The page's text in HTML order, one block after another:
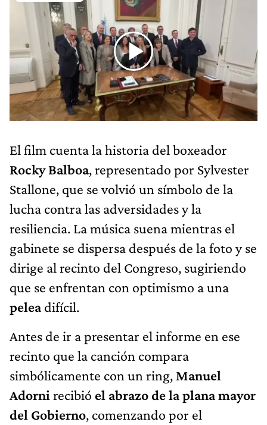
El film cuenta la historia del boxeador
Rocky Balboa, representado por Sylvester
Stallone, que se volvió un símbolo de la
lucha contra las adversidades y la
resiliencia. La música suena mientras el
gabinete se dispersa después de la foto y se
dirige al recinto del Congreso, sugiriendo
que se enfrentan con optimismo a una
peleadifícil.
Antes de ir a presentar el informe en ese
recinto que la canción compara
simbólicamente con un ring, Manuel
Adorni recibió el abrazo de la plana mayor
del Gobierno, comenzando por el